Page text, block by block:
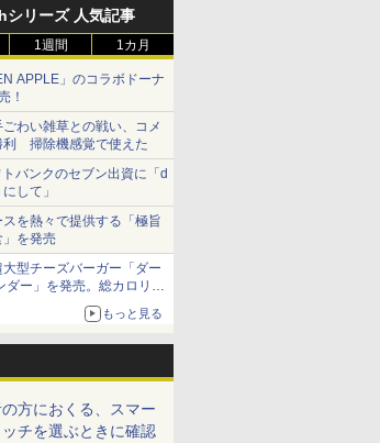
リーズ 人気記事
1週間 1カ月
APPLE」のコラボドーナ
！
ごわい雑草との戦い、コメ
利 掃除機感覚で使えた
バンクのセブン出資に「d
して」
を熱々で提供する「極旨
」を発売
型チーズバーガー「ダー
ダー」を発売。総カロリー
もっと見る
方におくる、スマー
ッチを選ぶときに確認